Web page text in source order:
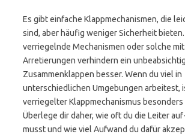
Es gibt einfache Klappmechanismen, die
sind, aber häufig weniger Sicherheit
verriegelnde Mechanismen oder solche
Arretierungen verhindern ein
Zusammenklappen besser. Wenn du viel in
unterschiedlichen Umgebungen arbeitest,
verriegelter Klappmechanismus besonders
Überlege dir daher, wie oft du die Leiter
musst und wie viel Aufwand du dafür